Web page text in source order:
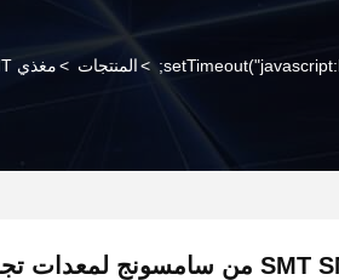
>المنتجات >مغذي SMT